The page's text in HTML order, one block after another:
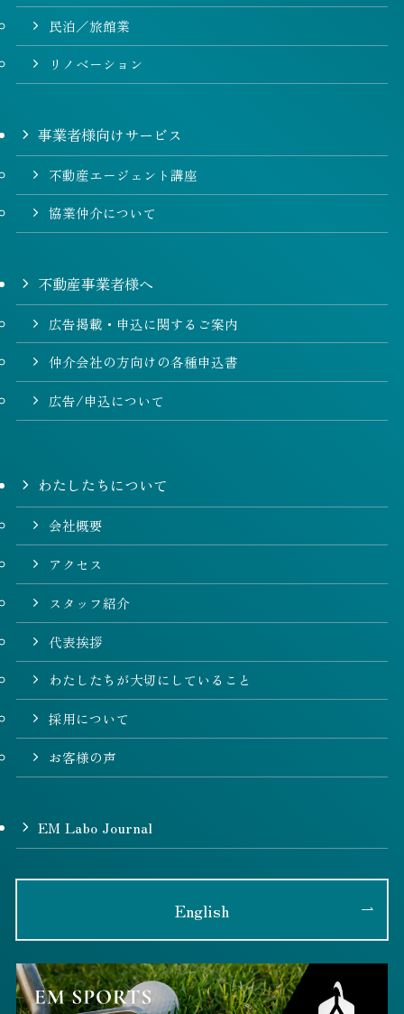
民泊／旅館業
リノベーション
事業者様向けサービス
不動産エージェント講座
協業仲介について
不動産事業者様へ
広告掲載・申込に関するご案内
仲介会社の方向けの各種申込書
広告/申込について
わたしたちについて
会社概要
アクセス
スタッフ紹介
代表挨拶
わたしたちが大切にしていること
採用について
お客様の声
EM Labo Journal
English